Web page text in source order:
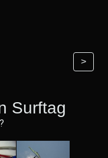
>
Surftag